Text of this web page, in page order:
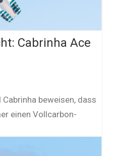
Cabrinha Ace
beweisen, dass
einen Vollcarbon-